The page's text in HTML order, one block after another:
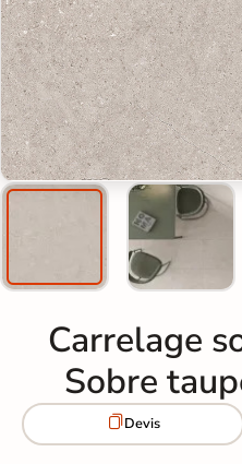
Carrelage
Sobre
Devis